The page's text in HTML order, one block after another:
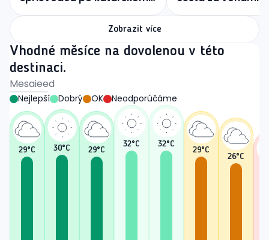
oriente
chuťami
Zobrazit více
Vhodné měsíce na dovolenou v této
destinaci.
Mesaieed
Nejlepší Dobrý OK Neodporúčáme
29°C 30°C 29°C
32°C 32°C
29°C
26°C